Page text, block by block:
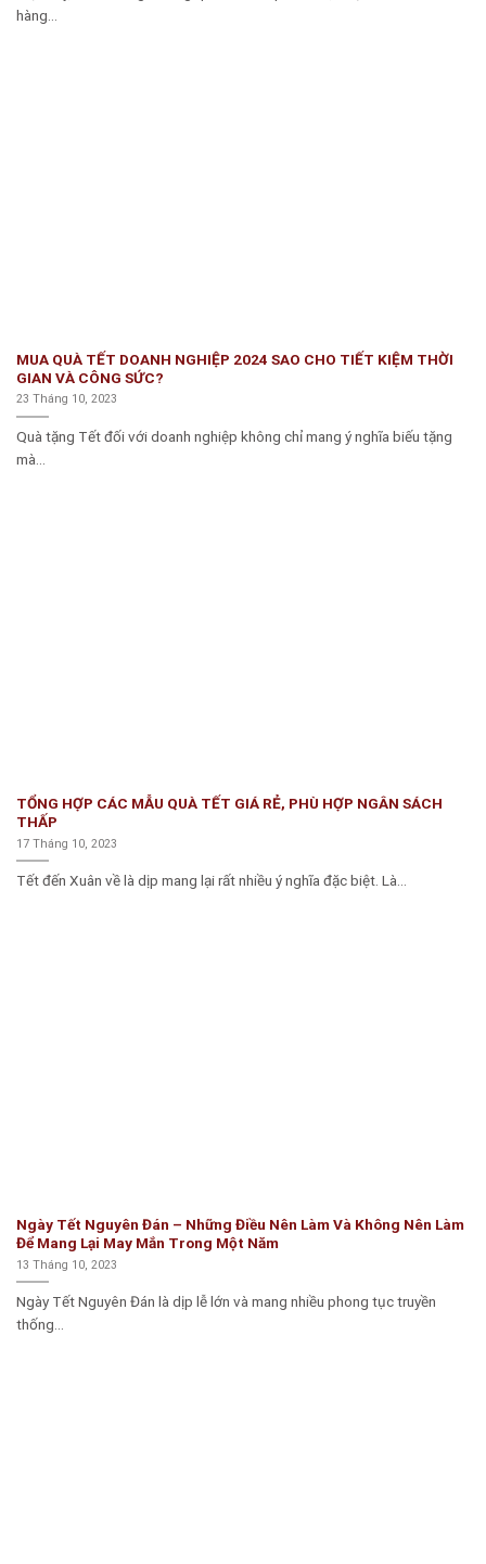
hàng...
MUA QUÀ TẾT DOANH NGHIỆP 2024 SAO CHO TIẾT KIỆM THỜI
GIAN VÀ CÔNG SỨC?
23 Tháng 10, 2023
Quà tặng Tết đối với doanh nghiệp không chỉ mang ý nghĩa biếu tặng
mà...
TỔNG HỢP CÁC MẪU QUÀ TẾT GIÁ RẺ, PHÙ HỢP NGÂN SÁCH
THẤP
17 Tháng 10, 2023
Tết đến Xuân về là dịp mang lại rất nhiều ý nghĩa đặc biệt. Là...
Ngày Tết Nguyên Đán – Những Điều Nên Làm Và Không Nên Làm
Để Mang Lại May Mắn Trong Một Năm
13 Tháng 10, 2023
Ngày Tết Nguyên Đán là dịp lễ lớn và mang nhiều phong tục truyền
thống...